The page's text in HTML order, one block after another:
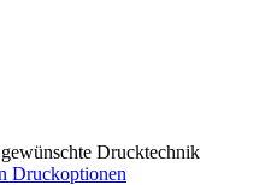
Drucktechnik
Druckoptionen